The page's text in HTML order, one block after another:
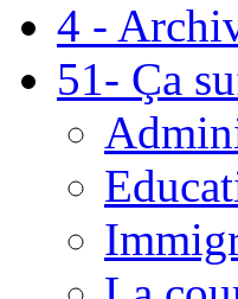
4 -
51- Ça